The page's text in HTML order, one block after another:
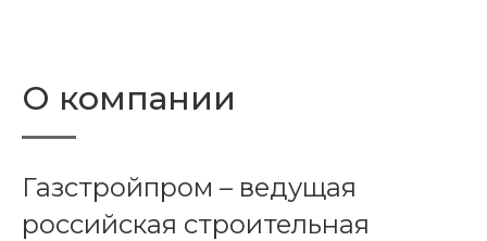
О компании
Газстройпром – ведущая
российская строительная